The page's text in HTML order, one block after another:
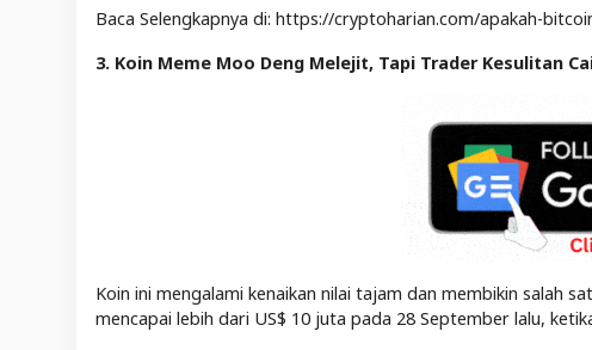
Baca Selengkapnya di: https://cryptoharian.com/apakah-
3. Koin Meme Moo Deng Melejit, Tapi Trader Kesulitan
Koin ini mengalami kenaikan nilai tajam dan membikin salah
mencapai lebih dari US$ 10 juta pada 28 September lalu,